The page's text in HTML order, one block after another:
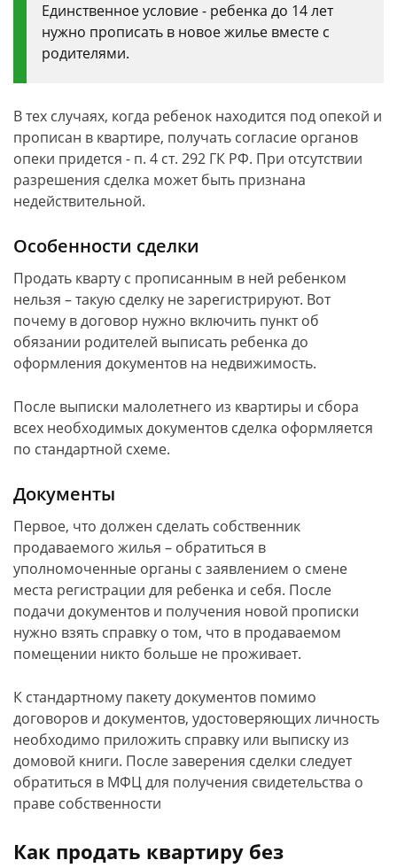
Единственное условие - ребенка до 14 лет
нужно прописать в новое жилье вместе с
родителями.
В тех случаях, когда ребенок находится под опекой и
прописан в квартире, получать согласие органов
опеки придется - п. 4 ст. 292 ГК РФ. При отсутствии
разрешения сделка может быть признана
недействительной.
Особенности сделки
Продать кварту с прописанным в ней ребенком
нельзя – такую сделку не зарегистрируют. Вот
почему в договор нужно включить пункт об
обязании родителей выписать ребенка до
оформления документов на недвижимость.
После выписки малолетнего из квартиры и сбора
всех необходимых документов сделка оформляется
по стандартной схеме.
Документы
Первое, что должен сделать собственник
продаваемого жилья – обратиться в
уполномоченные органы с заявлением о смене
места регистрации для ребенка и себя. После
подачи документов и получения новой прописки
нужно взять справку о том, что в продаваемом
помещении никто больше не проживает.
К стандартному пакету документов помимо
договоров и документов, удостоверяющих личность
необходимо приложить справку или выписку из
домовой книги. После заверения сделки следует
обратиться в МФЦ для получения свидетельства о
праве собственности
Как продать квартиру без